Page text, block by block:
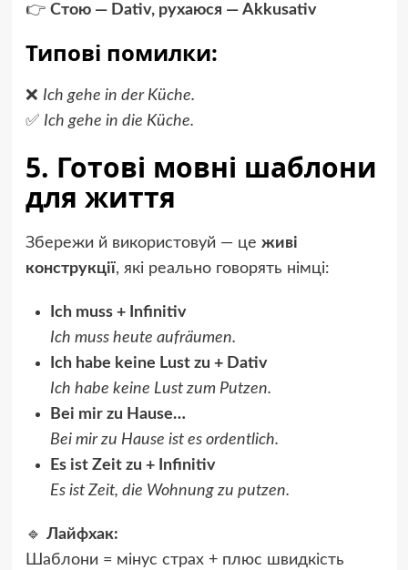
👉 Стою — Dativ, рухаюся — Akkusativ
Типові помилки:
❌ Ich gehe in der Küche.
✅ Ich gehe in die Küche.
5. Готові мовні шаблони
для життя
Збережи й використовуй — це живі
конструкції, які реально говорять німці:
Ich muss + Infinitiv
Ich muss heute aufräumen.
Ich habe keine Lust zu + Dativ
Ich habe keine Lust zum Putzen.
Bei mir zu Hause…
Bei mir zu Hause ist es ordentlich.
Es ist Zeit zu + Infinitiv
Es ist Zeit, die Wohnung zu putzen.
🔹 Лайфхак:
Шаблони = мінус страх + плюс швидкість